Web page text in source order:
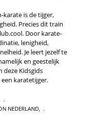
karate is de tijger,
Precies dit train
Door karate-
lenigheid,
Je leert jezelf te
en geestelijk
deze Kidsgids
karatetijger.
NEDERLAND